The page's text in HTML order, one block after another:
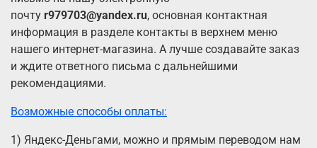
почту r979703@yandex.ru, основная контактная
информация в разделе контакты в верхнем меню
нашего интернет-магазина. А лучше создавайте заказ
и ждите ответного письма с дальнейшими
рекомендациями.
Возможные способы оплаты:
1) Яндекс-Деньгами, можно и прямым переводом нам